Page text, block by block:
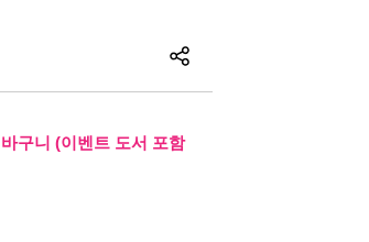
구니 (이벤트 도서 포함